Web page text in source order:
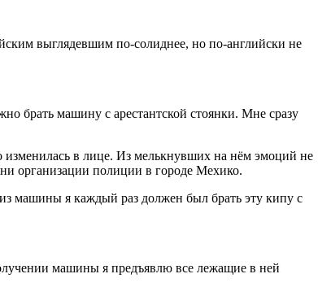
выглядевшим по-солиднее, но по-английски не
брать машину с арестантской стоянки. Мне сразу
изменилась в лице. Из мелькнувших на нём эмоций не
организации полиции в городе Мехико.
машины я каждый раз должен был брать эту кипу с
машины я предъявлю все лежащие в ней